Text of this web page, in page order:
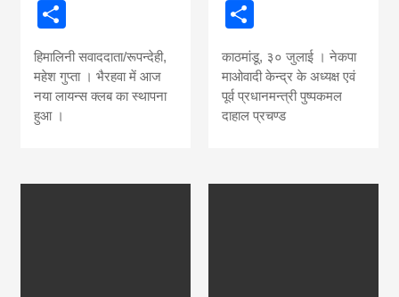
हिमालिनी सवाददाता/रूपन्देही,
महेश गुप्ता । भैरहवा में आज
नया लायन्स क्लब का स्थापना
हुआ ।
Share
काठमांडू, ३० जुलाई । नेकपा
माओवादी केन्द्र के अध्यक्ष एवं
पूर्व प्रधानमन्त्री पुष्पकमल
दाहाल प्रचण्ड